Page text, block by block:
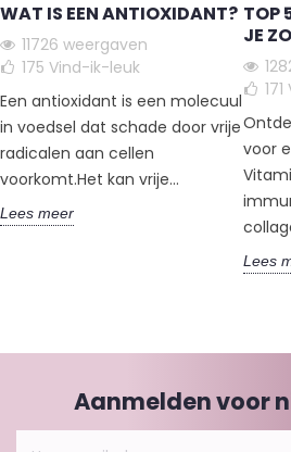
WAT IS EEN ANTIOXIDANT?
11726 weergaven
175 Vind-ik-leuk
Een antioxidant is een molecuul
in voedsel dat schade door vrije
radicalen aan cellen
voorkomt.Het kan vrije...
Lees meer
TOP
JE
171
voor
Lees
Aanmelden voor